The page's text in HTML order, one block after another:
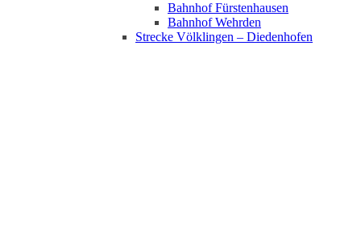
Bahnhof Fürstenhausen
Bahnhof Wehrden
Strecke Völklingen – Diedenhofen